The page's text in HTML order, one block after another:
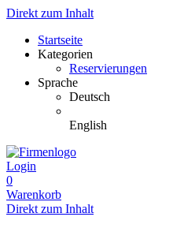
Direkt zum Inhalt
Startseite
Kategorien
Reservierungen
Sprache
Deutsch
English
Login
0
Warenkorb
Direkt zum Inhalt